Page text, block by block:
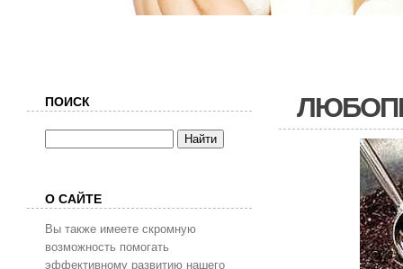
ПОИСК
О САЙТЕ
Вы также имеете скромную
возможность помогать
эффективному развитию нашего